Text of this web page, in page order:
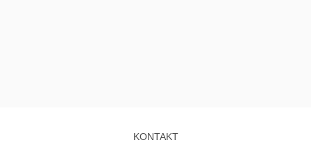
KONTAKT